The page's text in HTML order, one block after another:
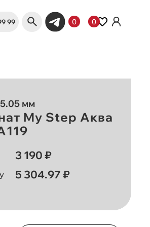
99 0 0
мм
My Step Аква
3 190 ₽
5 304.97 ₽